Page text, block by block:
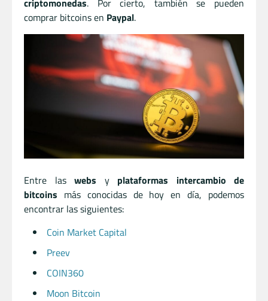
criptomonedas. Por cierto, también se pueden
comprar bitcoins en Paypal.
Entre las webs y plataformas
intercambio de
bitcoins más conocidas de hoy en día, podemos
encontrar las siguientes:
Coin Market Capital
Preev
COIN360
Moon Bitcoin